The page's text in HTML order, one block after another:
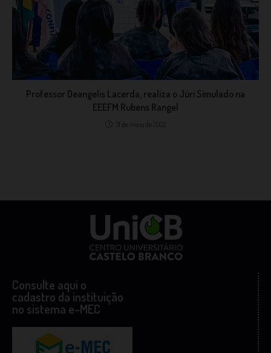
Professor Deangelis Lacerda, realiza o Júri Simulado na
EEEFM Rubens Rangel
31 de maio de 2022
Consulte aqui o
cadastro da instituição
no sistema e-MEC